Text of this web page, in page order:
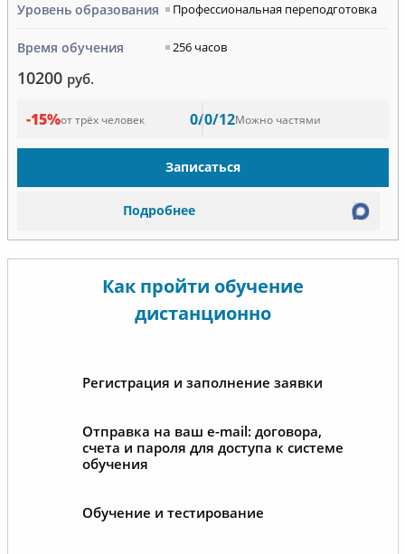
Уровень образования Профессиональная переподготовка
Время обучения 256 часов
10200 руб.
-15%от трёх человек 0/0/12Можно частями
Записаться
Подробнее
Как пройти обучение
дистанционно
Регистрация и заполнение заявки
Отправка на ваш e-mail: договора,
счета и пароля для доступа к системе
обучения
Обучение и тестирование